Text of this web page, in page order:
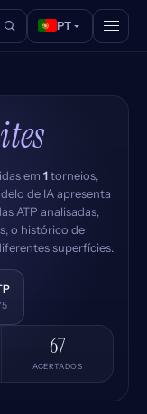
PT
em 1torneios,
de IA apresenta
ATP analisadas,
o histórico de
superfícies.
67
ACERTADOS